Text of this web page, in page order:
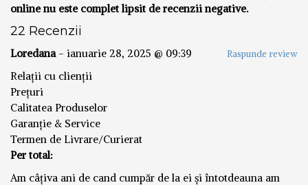
online nu este complet lipsit de recenzii negative.
22 Recenzii
Loredana- ianuarie 28, 2025 @ 09:39 Raspunde review
Relații cu clienții
Prețuri
Calitatea Produselor
Garanție & Service
Termen de Livrare/Curierat
Per total:
Am câțiva ani de cand cumpăr de la ei și întotdeauna am